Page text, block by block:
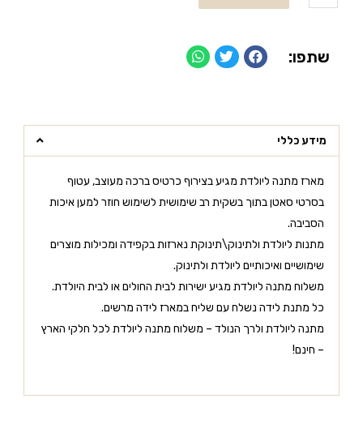
שתפו:
מידע כללי
מארז מתנה ליולדת מגיע בצירוף כרטיס ברכה מעוצב, עטוף
בסרטי סאטן בתוך בשקית רב שימושית לשימוש חוזר למען איכות
הסביבה.
מתנות ליולדת ולתינוק\תינוקת נארזות בקפידה ומכילות מוצרים
שימושיים ואיכותיים ליולדת ולתינוק.
משלוח מתנה ליולדת מגיע ישירות לבית החולים או לבית היולדת.
כל מתנת לידה נשלח עם שליח במארז לידה מרשים.
מתנה ליולדת ולרך הנולד – משלוח מתנה ליולדת לכל חלקי הארץ
– חינם!